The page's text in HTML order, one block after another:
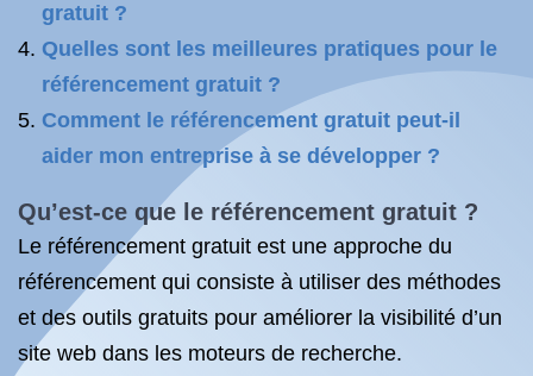
gratuit ?
Quelles sont les meilleures pratiques pour le
référencement gratuit ?
Comment le référencement gratuit peut-il
aider mon entreprise à se développer ?
Qu’est-ce que le référencement gratuit ?
Le référencement gratuit est une approche du
référencement qui consiste à utiliser des méthodes
et des outils gratuits pour améliorer la visibilité d’un
site web dans les moteurs de recherche.